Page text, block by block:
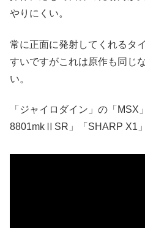
やりにくい。
常に正面に発射してくれるタ
すいですがこれは原作も同じ
い。
「ジャイロダイン」の「MSX
8801mkⅡSR」「SHARP X1